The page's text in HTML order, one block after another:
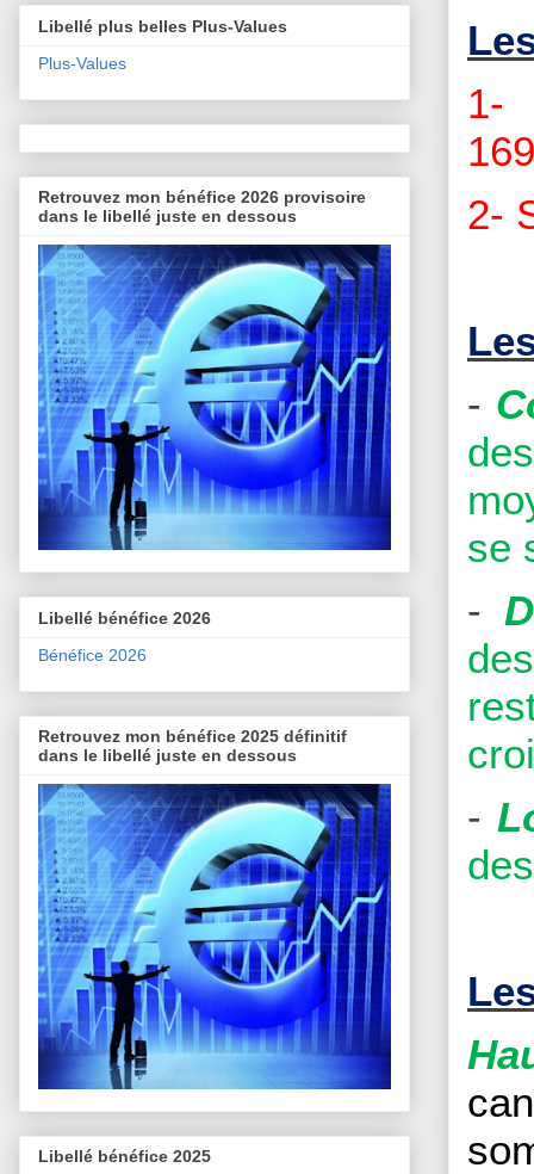
1-
2-
-
se
-
-
Libellé plus belles Plus-Values
Plus-Values
Retrouvez mon bénéfice 2026 provisoire
dans le libellé juste en dessous
Libellé bénéfice 2026
Bénéfice 2026
Retrouvez mon bénéfice 2025 définitif
dans le libellé juste en dessous
Libellé bénéfice 2025